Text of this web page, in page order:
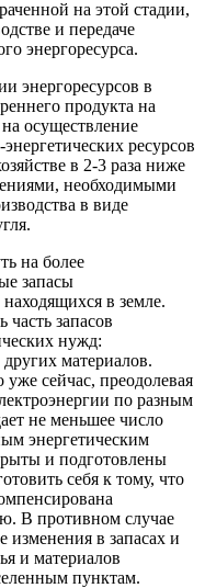
на этой стадии,
и передаче
энергоресурса.
энергоресурсов в
продукта на
осуществление
ресурсов
в 2-3 раза ниже
необходимыми
в виде
на более
запасы
в земле.
часть запасов
нужд:
материалов.
сейчас, преодолевая
по разным
не меньшее число
энергетическим
и подготовлены
себя к тому, что
В противном случае
в запасах и
и материалов
пунктам.